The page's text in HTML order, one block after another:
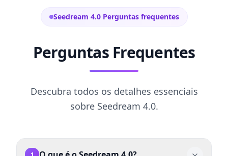
Seedream 4.0 Perguntas frequentes
Perguntas Frequentes
Descubra todos os detalhes essenciais
sobre Seedream 4.0.